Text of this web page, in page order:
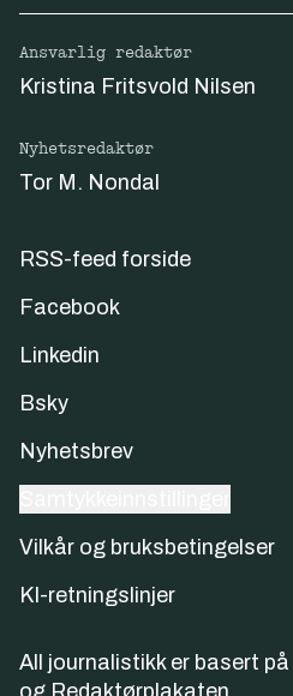
Ansvarlig redaktør
Kristina Fritsvold Nilsen
Nyhetsredaktør
Tor M. Nondal
RSS-feed forside
Facebook
Linkedin
Bsky
Nyhetsbrev
Vilkår og bruksbetingelser
KI-retningslinjer
All journalistikk er basert på
og Redaktørplakaten